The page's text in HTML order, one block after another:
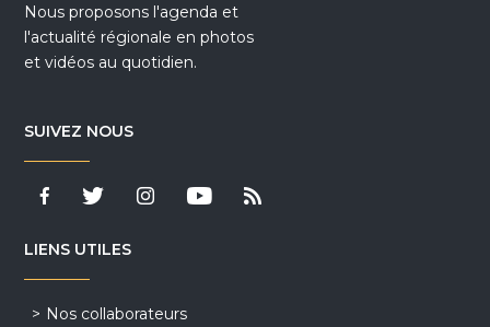
Nous proposons l'agenda et
l'actualité régionale en photos
et vidéos au quotidien.
SUIVEZ NOUS
LIENS UTILES
Nos collaborateurs